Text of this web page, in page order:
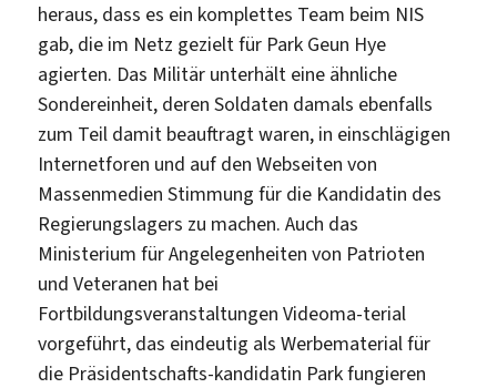
heraus, dass es ein komplettes Team beim NIS
gab, die im Netz gezielt für Park Geun Hye
agierten. Das Militär unterhält eine ähnliche
Sondereinheit, deren Soldaten damals ebenfalls
zum Teil damit beauftragt waren, in einschlägigen
Internetforen und auf den Webseiten von
Massenmedien Stimmung für die Kandidatin des
Regierungslagers zu machen. Auch das
Ministerium für Angelegenheiten von Patrioten
und Veteranen hat bei
Fortbildungsveranstaltungen Videoma-terial
vorgeführt, das eindeutig als Werbematerial für
die Präsidentschafts-kandidatin Park fungieren